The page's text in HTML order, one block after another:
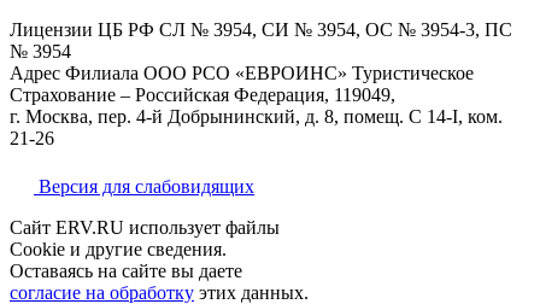
Лицензии ЦБ РФ СЛ № 3954, СИ № 3954, ОС № 3954-3, ПС
№ 3954
Адрес Филиала ООО РСО «ЕВРОИНС» Туристическое
Страхование – Российская Федерация, 119049,
г. Москва, пер. 4-й Добрынинский, д. 8, помещ. С 14-I, ком.
21-26
Версия для слабовидящих
Сайт ERV.RU использует файлы
Cookie и другие сведения.
Оставаясь на сайте вы даете
согласие на обработку этих данных.